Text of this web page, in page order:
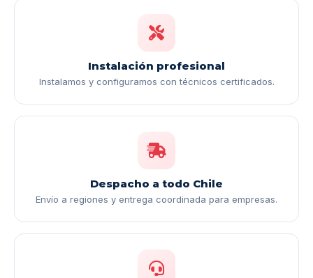
Instalación profesional
Instalamos y configuramos con técnicos certificados.
Despacho a todo Chile
Envío a regiones y entrega coordinada para empresas.